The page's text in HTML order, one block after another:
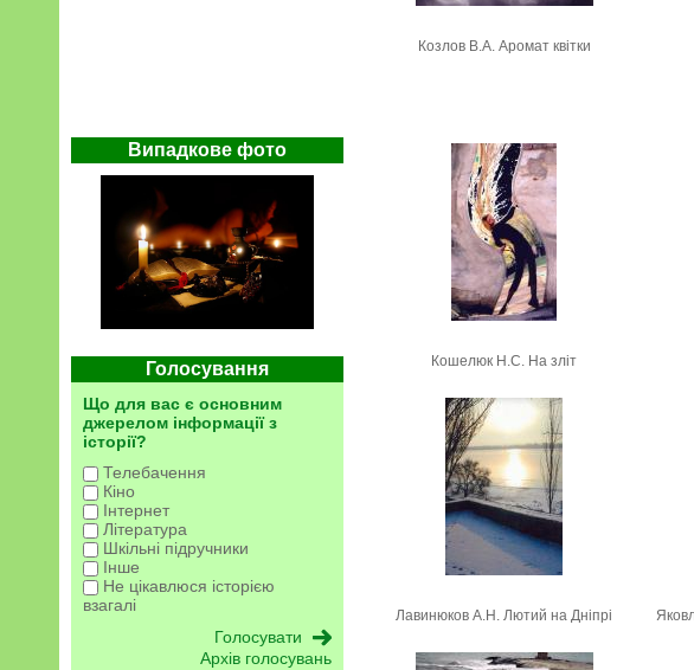
Випадкове фото
Голосування
Що для вас є основним
джерелом інформації з
історії?
Телебачення
Кіно
Інтернет
Література
Шкільні підручники
Інше
Не цікавлюся історією
взагалі
Архів голосувань
Козлов В.А. Аромат квітки
Кошелюк Н.С. На зліт
Лавинюков А.Н. Лютий на Дніпрі